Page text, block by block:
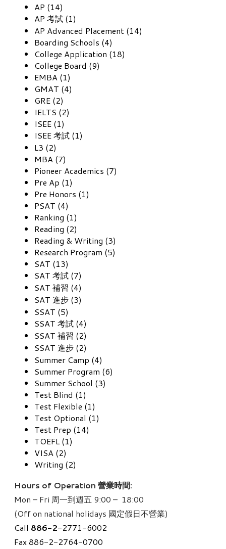
AP (14)
AP 考試 (1)
AP Advanced Placement (14)
Boarding Schools (4)
College Application (18)
College Board (9)
EMBA (1)
GMAT (4)
GRE (2)
IELTS (2)
ISEE (1)
ISEE 考試 (1)
L3 (2)
MBA (7)
Pioneer Academics (7)
Pre Ap (1)
Pre Honors (1)
PSAT (4)
Ranking (1)
Reading (2)
Reading & Writing (3)
Research Program (5)
SAT (13)
SAT 考試 (7)
SAT 補習 (4)
SAT 進步 (3)
SSAT (5)
SSAT 考試 (4)
SSAT 補習 (2)
SSAT 進步 (2)
Summer Camp (4)
Summer Program (6)
Summer School (3)
Test Blind (1)
Test Flexible (1)
Test Optional (1)
Test Prep (14)
TOEFL (1)
VISA (2)
Writing (2)
Hours of Operation 營業時間:
Mon – Fri 周一到週五 9:00 – 18:00
(Off on national holidays 國定假日不營業)
Call 886-2-2771-6002
Fax 886-2-2764-0700